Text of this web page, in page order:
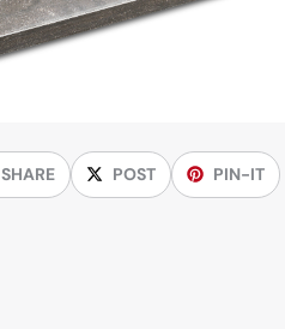
SHARE POST PIN-IT